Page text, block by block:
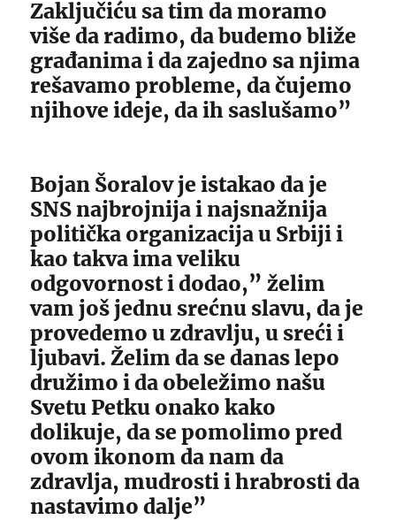
Zaključiću sa tim da moramo
više da radimo, da budemo bliže
građanima i da zajedno sa njima
rešavamo probleme, da čujemo
njihove ideje, da ih saslušamo”
Bojan Šoralov je istakao da je
SNS najbrojnija i najsnažnija
politička organizacija u Srbiji i
kao takva ima veliku
odgovornost i dodao,” želim
vam još jednu srećnu slavu, da je
provedemo u zdravlju, u sreći i
ljubavi. Želim da se danas lepo
družimo i da obeležimo našu
Svetu Petku onako kako
dolikuje, da se pomolimo pred
ovom ikonom da nam da
zdravlja, mudrosti i hrabrosti da
nastavimo dalje”